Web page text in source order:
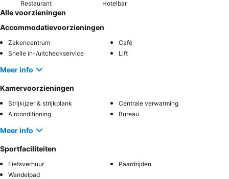
Restaurant Hotelbar
Alle voorzieningen
Accommodatievoorzieningen
Zakencentrum
Café
Snelle in-/uitcheckservice
Lift
Meer info
Kamervoorzieningen
Strijkijzer & strijkplank
Centrale verwarming
Airconditioning
Bureau
Meer info
Sportfaciliteiten
Fietsverhuur
Paardrijden
Wandelpad